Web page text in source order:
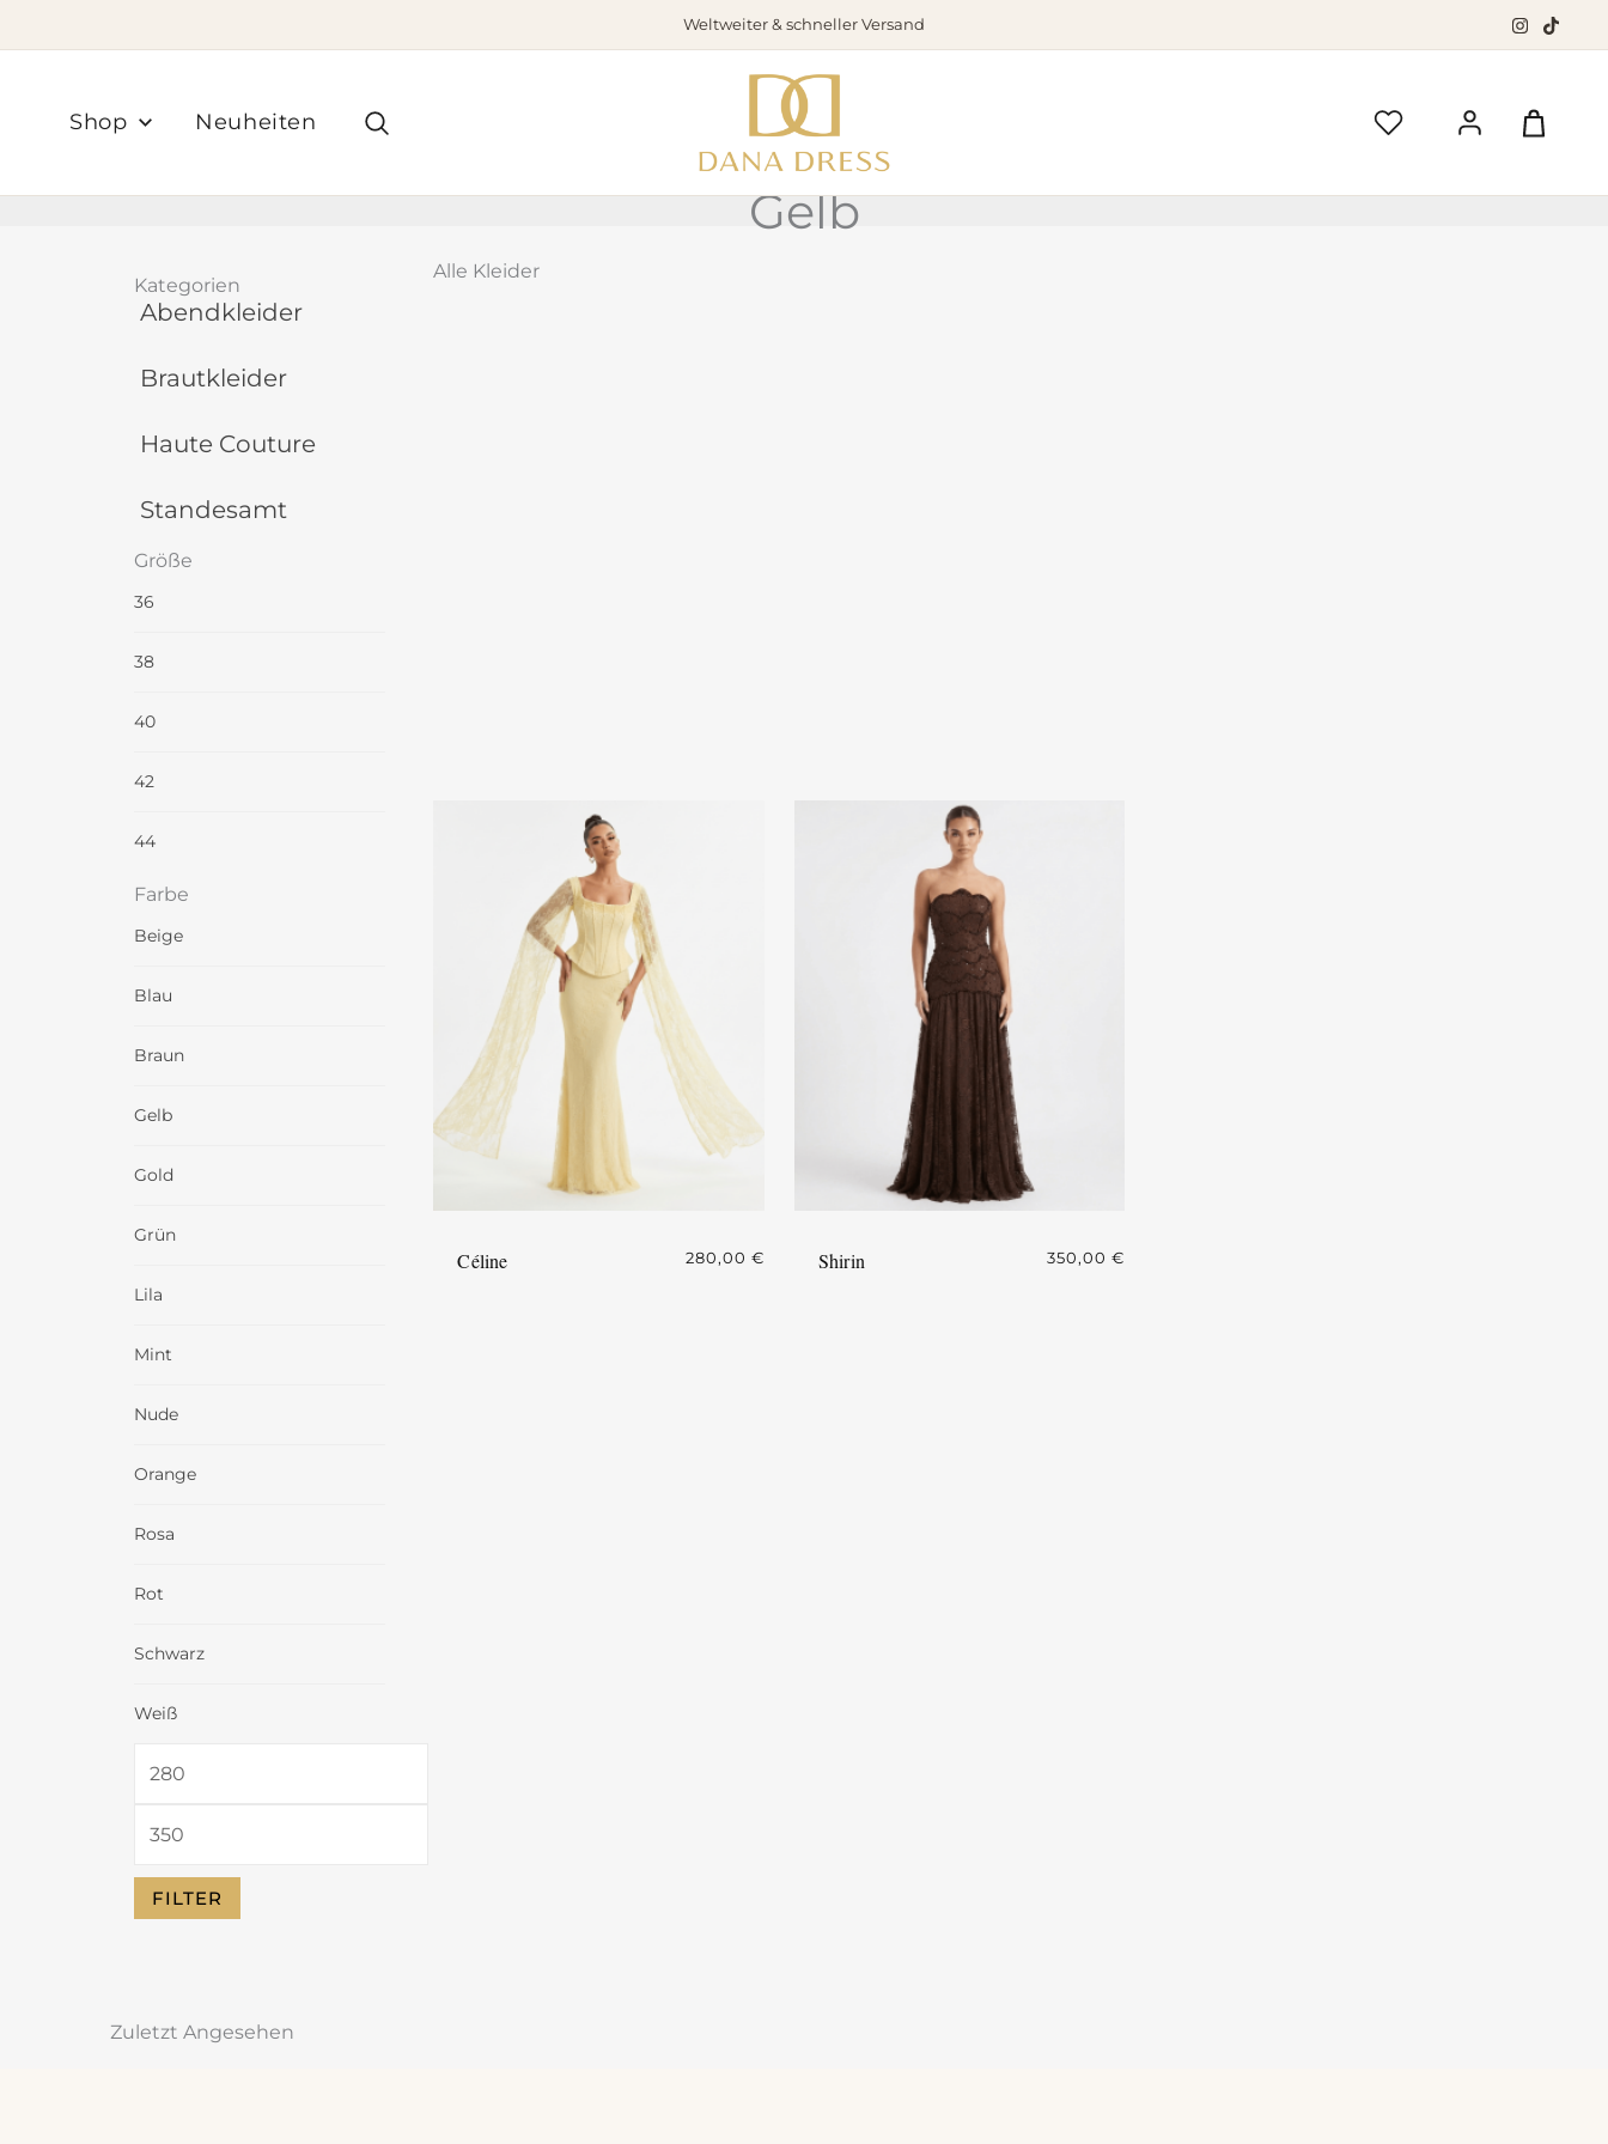
Weltweiter & schneller Versand
Shop Neuheiten
Suchen
Gelb
Kategorien
Abendkleider
Brautkleider
Haute Couture
Standesamt
Größe
36
38
40
42
44
Farbe
Beige
Blau
Braun
Gelb
Gold
Grün
Lila
Mint
Nude
Orange
Rosa
Rot
Schwarz
Weiß
FILTER
Alle Kleider
Céline 280,00 € Shirin 350,00€
Zuletzt Angesehen